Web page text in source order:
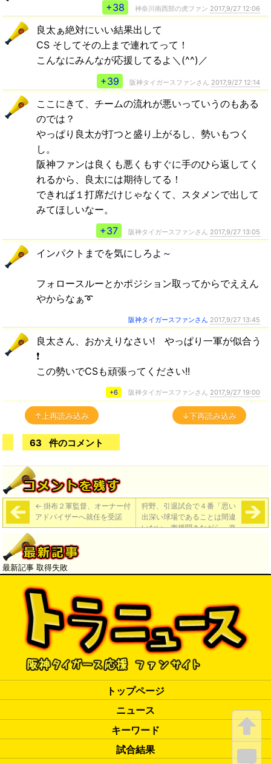
+38
神奈川南西部の虎ファン 2017,9/27 12:06
良太ぁ絶対にいい結果出して
CS そしてその上まで連れてって！
こんなにみんなが応援してるよ＼(^^)／
+39
阪神タイガースファンさん 2017,9/27 12:14
ここにきて、チームの流れが悪いっていうのもある
のでは？
やっぱり良太が打つと盛り上がるし、勢いもつく
し。
阪神ファンは良くも悪くもすぐに手のひら返してく
れるから、良太には期待してる！
できれば１打席だけじゃなくて、スタメンで出して
みてほしいなー。
+37
阪神タイガースファンさん 2017,9/27 13:05
インパクトまでを気にしろよ～
フォロースルーとかポジション取ってからでええん
やからなぁ➰
阪神タイガースファンさん 2017,9/27 13:45
良太さん、おかえりなさい! やっぱり一軍が似合う
❗
この勢いでCSも頑張ってください!!
+6 阪神タイガースファンさん 2017,9/27 19:00
↑上再読み込み ↓下再読み込み
63 件のコメント
← 掛布２軍監督、オーナー付
アドバイザーへ就任を受諾
狩野、引退試合で４番「思い
出深い球場であることは間違
いない。声援聞きながら、楽
最新記事 取得失敗
トップページ
ニュース
キーワード
試合結果